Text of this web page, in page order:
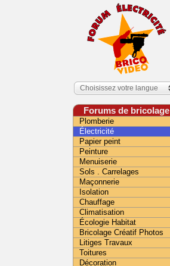
Choisissez votre langue
Forums de bricolage
Plomberie
Électricité
Papier peint
Peinture
Menuiserie
Sols . Carrelages
Maçonnerie
Isolation
Chauffage
Climatisation
Écologie Habitat
Bricolage Créatif Photos
Litiges Travaux
Toitures
Décoration